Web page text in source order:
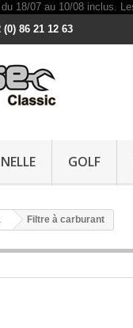
(0) 86 21 12 63
GOLF
Filtre à carburant